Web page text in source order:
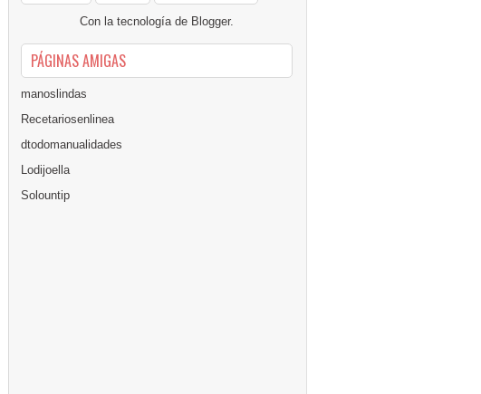
Con la tecnología de Blogger.
PÁGINAS AMIGAS
manoslindas
Recetariosenlinea
dtodomanualidades
Lodijoella
Solountip